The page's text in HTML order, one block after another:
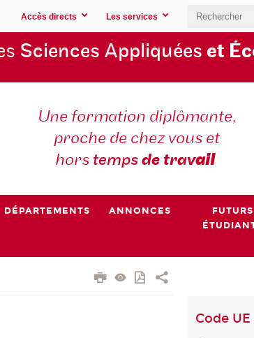
Accès directs Les services
Sciences Appliquées et
Une formation diplômante,
proche de chez vous et
hors tempsde travail
DÉPARTEMENTS ANNONCES
FUTURS
Code UE